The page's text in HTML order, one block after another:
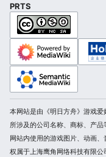
PRTS
本网站是由《明日方舟》游戏
所涉及的公司名称、商标、产品
网站内使用的游戏图片、动画
权属于上海鹰角网络科技有限公